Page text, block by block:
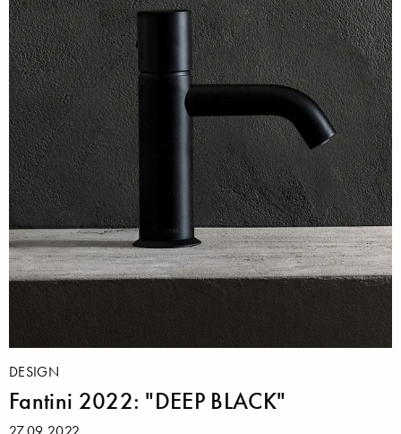
DESIGN
Fantini 2022: "DEEP BLACK"